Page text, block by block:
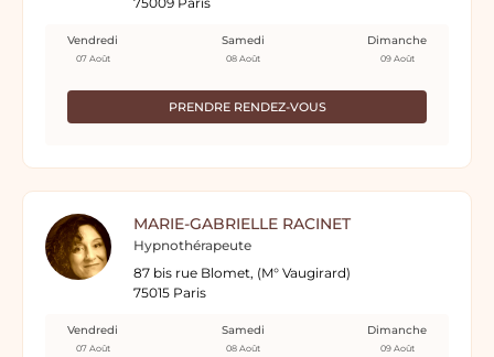
PRENDRE RENDEZ-VOUS
Vendredi
07 Août
Samedi
08 Août
Dimanche
09 Août
MARIE-GABRIELLE RACINET
Hypnothérapeute
87 bis rue Blomet, (M° Vaugirard)
75015 Paris
Vendredi
07 Août
Samedi
08 Août
Dimanche
09 Août